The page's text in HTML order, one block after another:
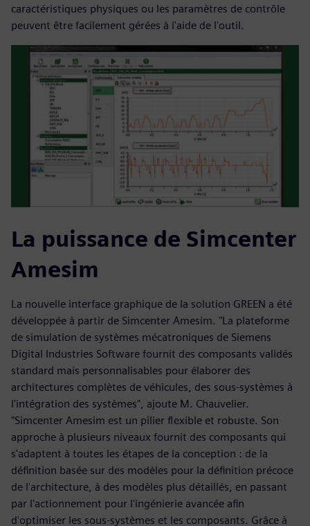
caractéristiques physiques ou les paramètres de contrôle
peuvent être facilement gérées à l'aide de l'outil.
La puissance de Simcenter
Amesim
La nouvelle interface graphique de la solution GREEN a été
développée à partir de Simcenter Amesim. "La plateforme
de simulation de systèmes mécatroniques de Siemens
Digital Industries Software fournit des composants validés
standard mais personnalisables pour élaborer des
architectures complètes de véhicules, des sous-systèmes à
l'intégration des systèmes", ajoute M. Chauvelier.
"Simcenter Amesim est un pilier flexible et robuste. Son
approche à plusieurs niveaux fournit des composants qui
s'adaptent à toutes les étapes de la conception : de la
définition basée sur des modèles pour la définition précoce
de l'architecture, à des modèles plus détaillés, en passant
par l'actionnement pour l'ingénierie avancée afin
d'optimiser les sous-systèmes et les composants. Grâce à